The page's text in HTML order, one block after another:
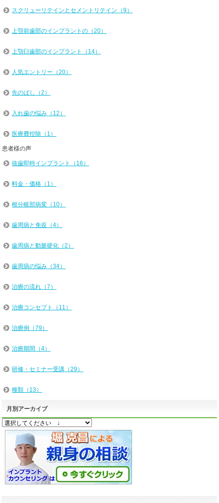
スクリューリテインとセメントリテイン（9）
上顎前歯部のインプラントの（20）
上顎臼歯部のインプラント（14）
人気エントリー（20）
先のばし（2）
入れ歯の悩み（12）
医療費控除（1）
患者様の声
抜歯即時インプラント（16）
料金・価格（1）
根分岐部病変（10）
歯周病と免疫（4）
歯周病と動脈硬化（2）
歯周病の悩み（34）
治療の流れ（7）
治療コンセプト（11）
治療例（79）
治療期間（4）
研修・セミナー受講（29）
種類（13）
月別アーカイブ